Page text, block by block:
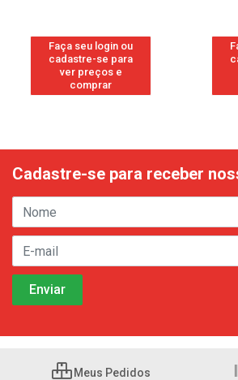
Faça seu login ou
cadastre-se para
ver preços e
comprar
Cadastre-se para receber
Meus Pedidos